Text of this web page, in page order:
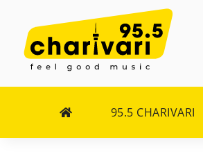
Inhalt
springen
95.5 CHARIVARI